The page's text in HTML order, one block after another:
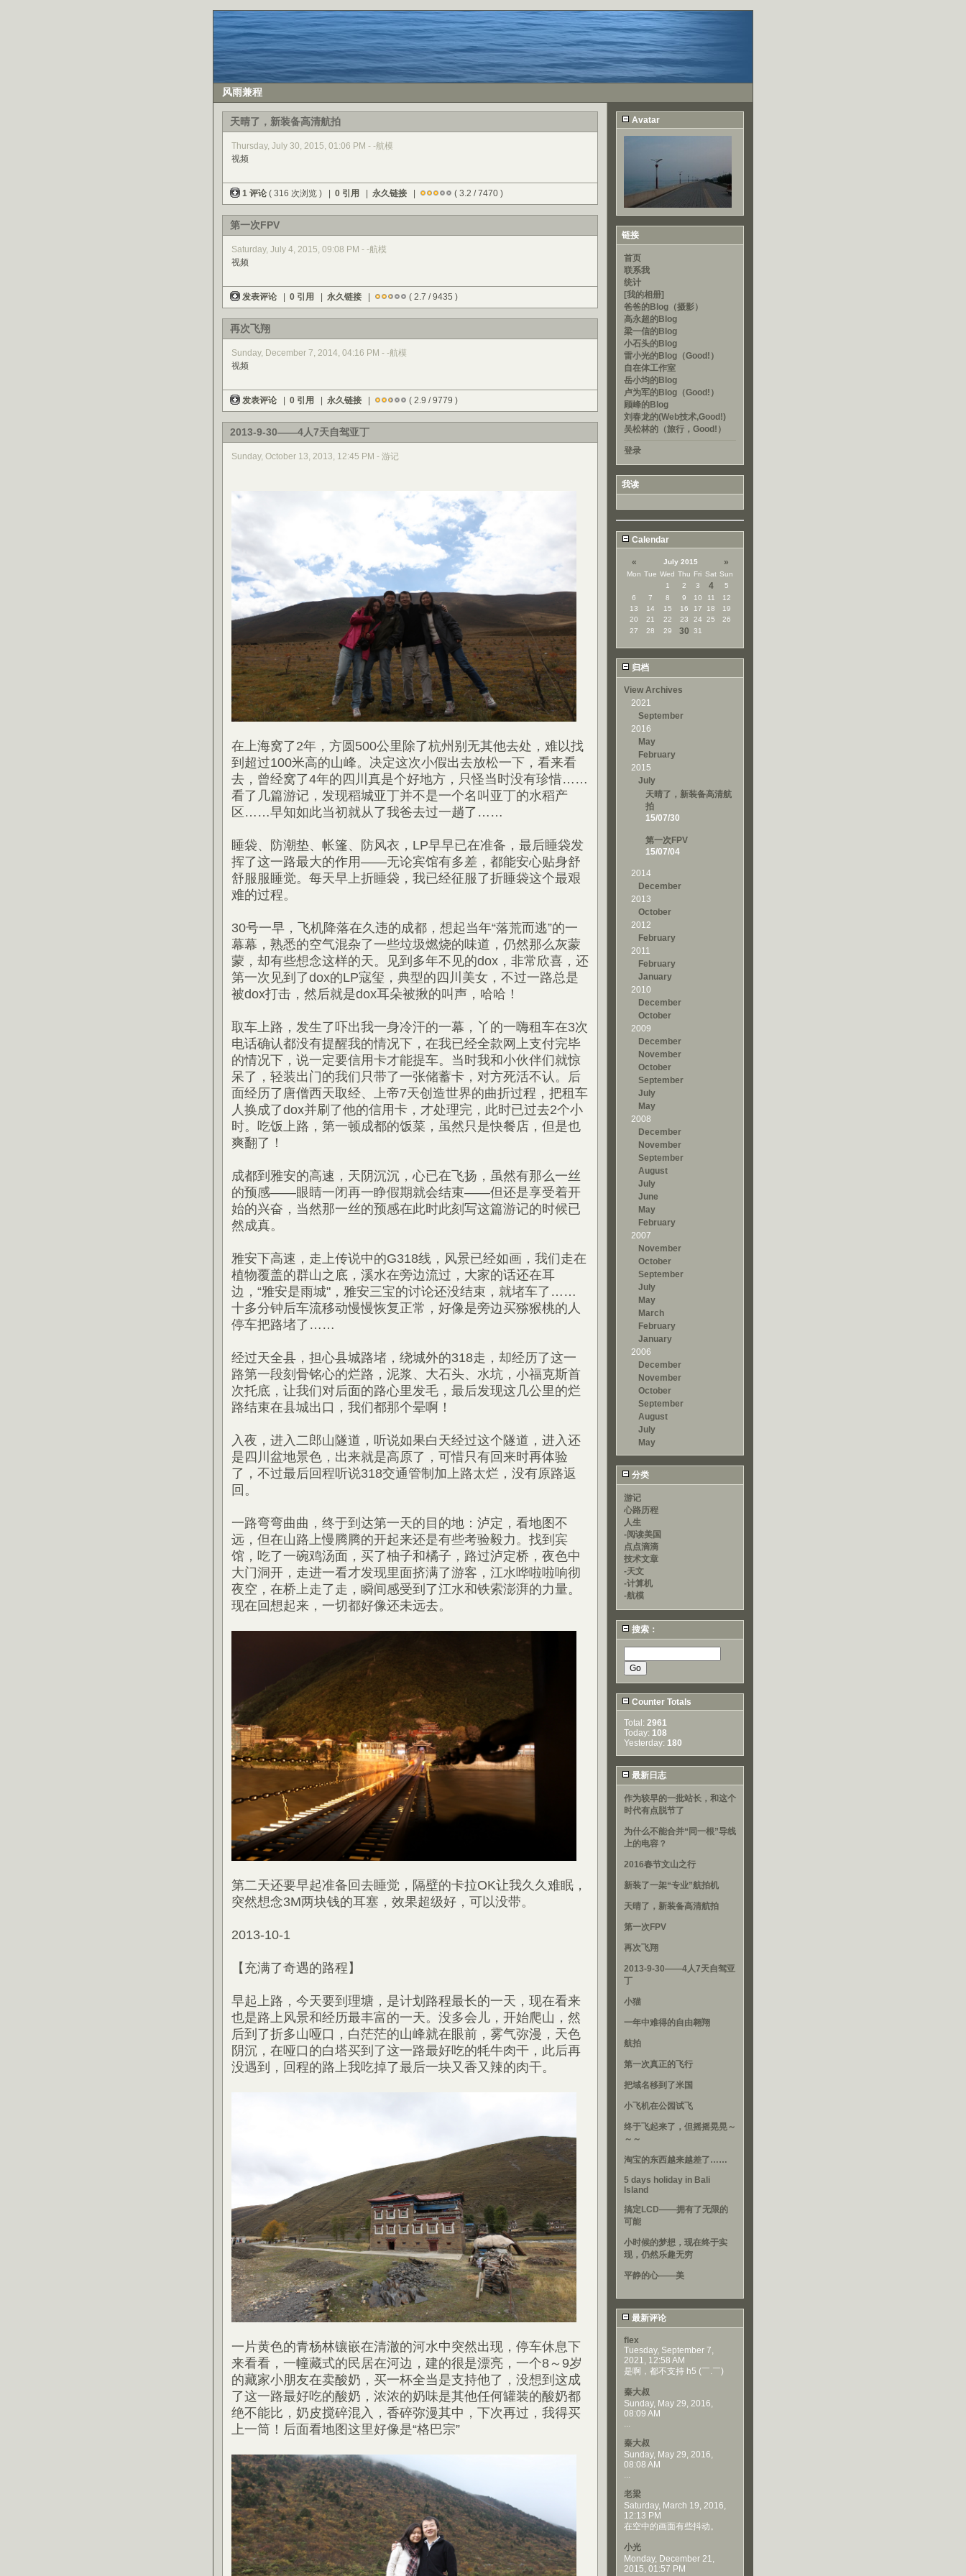
风雨兼程
天晴了，新装备高清航拍
Thursday, July 30, 2015, 01:06 PM - -航模
视频
1 评论 ( 316 次浏览 ) | 0 引用 永久链接 ( 3.2 / 7470 )
第一次FPV
Saturday, July 4, 2015, 09:08 PM - -航模
视频
发表评论 0 引用 永久链接 ( 2.7 / 9435 )
再次飞翔
Sunday, December 7, 2014, 04:16 PM - -航模
视频
发表评论 0 引用 永久链接 ( 2.9 / 9779 )
2013-9-30——4人7天自驾亚丁
Sunday, October 13, 2013, 12:45 PM - 游记
在上海窝了2年，方圆500公里除了杭州别无其他去处，难以找
到超过100米高的山峰。决定这次小假出去放松一下，看来看
去，曾经窝了4年的四川真是个好地方，只怪当时没有珍惜……
看了几篇游记，发现稻城亚丁并不是一个名叫亚丁的水稻产
区……早知如此当初就从了我爸去过一趟了……
睡袋、防潮垫、帐篷、防风衣，LP早早已在准备，最后睡袋发
挥了这一路最大的作用——无论宾馆有多差，都能安心贴身舒
舒服服睡觉。每天早上折睡袋，我已经征服了折睡袋这个最艰
难的过程。
30号一早，飞机降落在久违的成都，想起当年“落荒而逃”的一
幕幕，熟悉的空气混杂了一些垃圾燃烧的味道，仍然那么灰蒙
蒙，却有些想念这样的天。见到多年不见的dox，非常欣喜，还
第一次见到了dox的LP寇玺，典型的四川美女，不过一路总是
被dox打击，然后就是dox耳朵被揪的叫声，哈哈！
取车上路，发生了吓出我一身冷汗的一幕，丫的一嗨租车在3次
电话确认都没有提醒我的情况下，在我已经全款网上支付完毕
的情况下，说一定要信用卡才能提车。当时我和小伙伴们就惊
呆了，轻装出门的我们只带了一张储蓄卡，对方死活不认。后
面经历了唐僧西天取经、上帝7天创造世界的曲折过程，把租车
人换成了dox并刷了他的信用卡，才处理完，此时已过去2个小
时。吃饭上路，第一顿成都的饭菜，虽然只是快餐店，但是也
爽翻了！
成都到雅安的高速，天阴沉沉，心已在飞扬，虽然有那么一丝
的预感——眼睛一闭再一睁假期就会结束——但还是享受着开
始的兴奋，当然那一丝的预感在此时此刻写这篇游记的时候已
然成真。
雅安下高速，走上传说中的G318线，风景已经如画，我们走在
植物覆盖的群山之底，溪水在旁边流过，大家的话还在耳
边，“雅安是雨城"，雅安三宝的讨论还没结束，就堵车了……
十多分钟后车流移动慢慢恢复正常，好像是旁边买猕猴桃的人
停车把路堵了……
经过天全县，担心县城路堵，绕城外的318走，却经历了这一
路第一段刻骨铭心的烂路，泥浆、大石头、水坑，小福克斯首
次托底，让我们对后面的路心里发毛，最后发现这几公里的烂
路结束在县城出口，我们都那个晕啊！
入夜，进入二郎山隧道，听说如果白天经过这个隧道，进入还
是四川盆地景色，出来就是高原了，可惜只有回来时再体验
了，不过最后回程听说318交通管制加上路太烂，没有原路返
回。
一路弯弯曲曲，终于到达第一天的目的地：泸定，看地图不
远，但在山路上慢腾腾的开起来还是有些考验毅力。找到宾
馆，吃了一碗鸡汤面，买了柚子和橘子，路过泸定桥，夜色中
大门洞开，走进一看才发现里面挤满了游客，江水哗啦啦响彻
夜空，在桥上走了走，瞬间感受到了江水和铁索澎湃的力量。
现在回想起来，一切都好像还未远去。
第二天还要早起准备回去睡觉，隔壁的卡拉OK让我久久难眠，
突然想念3M两块钱的耳塞，效果超级好，可以没带。
2013-10-1
【充满了奇遇的路程】
早起上路，今天要到理塘，是计划路程最长的一天，现在看来
也是路上风景和经历最丰富的一天。没多会儿，开始爬山，然
后到了折多山哑口，白茫茫的山峰就在眼前，雾气弥漫，天色
阴沉，在哑口的白塔买到了这一路最好吃的牦牛肉干，此后再
没遇到，回程的路上我吃掉了最后一块又香又辣的肉干。
一片黄色的青杨林镶嵌在清澈的河水中突然出现，停车休息下
来看看，一幢藏式的民居在河边，建的很是漂亮，一个8～9岁
的藏家小朋友在卖酸奶，买一杯全当是支持他了，没想到这成
了这一路最好吃的酸奶，浓浓的奶味是其他任何罐装的酸奶都
绝不能比，奶皮搅碎混入，香碎弥漫其中，下次再过，我得买
上一筒！后面看地图这里好像是“格巴宗”
Avatar
链接
首页
联系我
统计
[我的相册]
爸爸的Blog（摄影）
高永超的Blog
梁一信的Blog
小石头的Blog
雷小光的Blog（Good!）
自在体工作室
岳小均的Blog
卢为军的Blog（Good!）
顾峰的Blog
刘春龙的(Web技术,Good!)
吴松林的（旅行，Good!）
登录
我读
Calendar
« July 2015 »
Mon Tue Wed Thu Fri Sat Sun
1
2 3 4
5
6
7 8 9 10 11
12
13
14 15 16 17 18
19
20
21 22 23 24 25
26
27
28 29 30 31
归档
View Archives
2021
September
2016
May
February
2015
July
天晴了，新装备高清航
拍
15/07/30
第一次FPV
15/07/04
2014
December
2013
October
2012
February
2011
February
January
2010
December
October
2009
December
November
October
September
July
May
2008
December
November
September
August
July
June
May
February
2007
November
October
September
July
May
March
February
January
2006
December
November
October
September
August
July
May
分类
游记
心路历程
人生
-阅读美国
点点滴滴
技术文章
-天文
-计算机
-航模
搜索：
Counter Totals
Total: 2961
Today: 108
Yesterday: 180
最新日志
作为较早的一批站长，和这个
时代有点脱节了
为什么不能合并“同一根”导线
上的电容？
2016春节文山之行
新装了一架“专业”航拍机
天晴了，新装备高清航拍
第一次FPV
再次飞翔
2013-9-30——4人7天自驾亚
丁
小猫
一年中难得的自由翱翔
航拍
第一次真正的飞行
把域名移到了米国
小飞机在公园试飞
终于飞起来了，但摇摇晃晃～
～～
淘宝的东西越来越差了……
5 days holiday in Bali
Island
搞定LCD——拥有了无限的
可能
小时候的梦想，现在终于实
现，仍然乐趣无穷
平静的心——美
最新评论
flex
Tuesday, September 7,
2021, 12:58 AM
是啊，都不支持 h5 (￣.￣)
秦大叔
Sunday, May 29, 2016,
08:09 AM
...
秦大叔
Sunday, May 29, 2016,
08:08 AM
...
老梁
Saturday, March 19, 2016,
12:13 PM
在空中的画面有些抖动。
小光
Monday, December 21,
2015, 01:57 PM